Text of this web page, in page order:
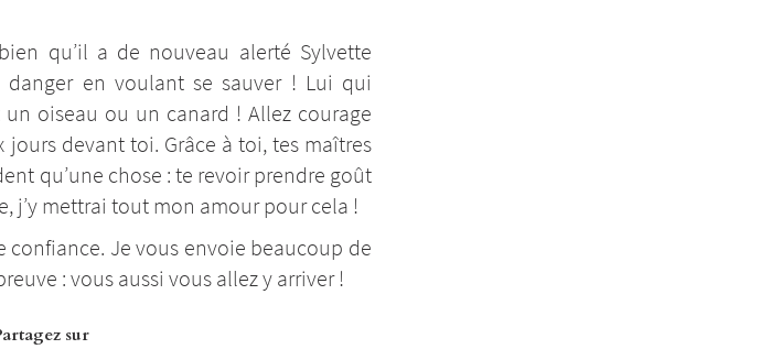
qu’il a de nouveau alerté Sylvette
danger en voulant se sauver ! Lui qui
oiseau ou un canard ! Allez courage
devant toi. Grâce à toi, tes maîtres
qu’une chose : te revoir prendre goût
j’y mettrai tout mon amour pour cela !
confiance. Je vous envoie beaucoup de
: vous aussi vous allez y arriver !
sur